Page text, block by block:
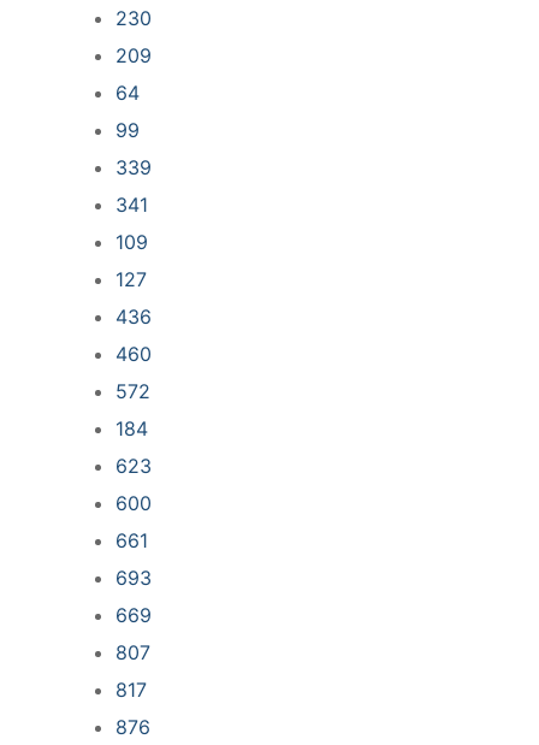
230
209
64
99
339
341
109
127
436
460
572
184
623
600
661
693
669
807
817
876